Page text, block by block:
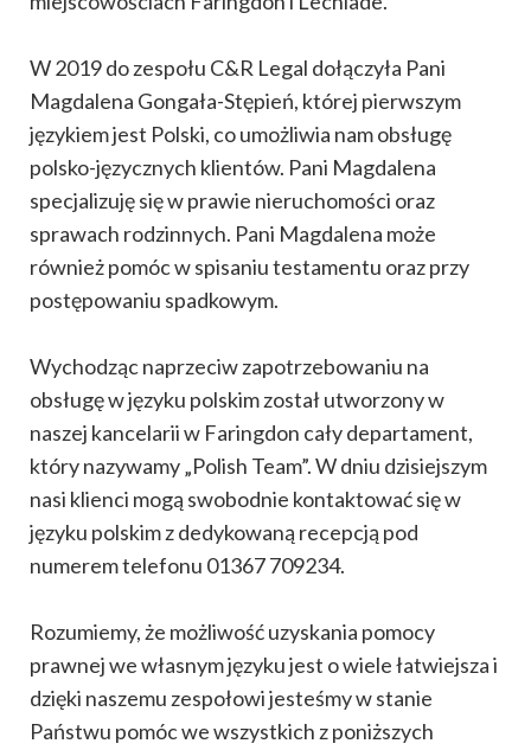
W 2019 do zespołu C&R Legal dołączyła Pani
Magdalena Gongała-Stępień, której pierwszym
językiem jest Polski, co umożliwia nam obsługę
polsko-języcznych klientów. Pani Magdalena
specjalizuję się w prawie nieruchomości oraz
sprawach rodzinnych. Pani Magdalena może
również pomóc w spisaniu testamentu oraz przy
postępowaniu spadkowym.
Wychodząc naprzeciw zapotrzebowaniu na
obsługę w języku polskim został utworzony w
naszej kancelarii w Faringdon cały departament,
który nazywamy „Polish Team”. W dniu dzisiejszym
nasi klienci mogą swobodnie kontaktować się w
języku polskim z dedykowaną recepcją pod
numerem telefonu 01367 709234.
Rozumiemy, że możliwość uzyskania pomocy
prawnej we własnym języku jest o wiele łatwiejsza i
dzięki naszemu zespołowi jesteśmy w stanie
Państwu pomóc we wszystkich z poniższych